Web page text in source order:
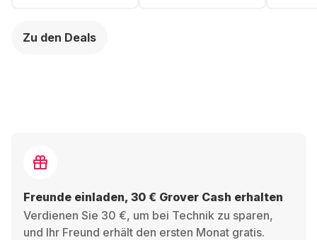
Zu den Deals
Freunde einladen, 30 € Grover Cash erhalten
Verdienen Sie 30 €, um bei Technik zu sparen,
und Ihr Freund erhält den ersten Monat gratis.